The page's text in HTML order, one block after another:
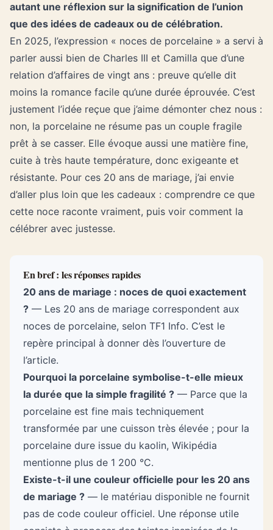
autant une réflexion sur la signification de l’union
que des idées de cadeaux ou de célébration.
En 2025, l’expression « noces de porcelaine » a servi à
parler aussi bien de Charles III et Camilla que d’une
relation d’affaires de vingt ans : preuve qu’elle dit
moins la romance facile qu’une durée éprouvée. C’est
justement l’idée reçue que j’aime démonter chez nous :
non, la porcelaine ne résume pas un couple fragile
prêt à se casser. Elle évoque aussi une matière fine,
cuite à très haute température, donc exigeante et
résistante. Pour ces 20 ans de mariage, j’ai envie
d’aller plus loin que les cadeaux : comprendre ce que
cette noce raconte vraiment, puis voir comment la
célébrer avec justesse.
En bref : les réponses rapides
20 ans de mariage : noces de quoi exactement
? — Les 20 ans de mariage correspondent aux
noces de porcelaine, selon TF1 Info. C’est le
repère principal à donner dès l’ouverture de
l’article.
Pourquoi la porcelaine symbolise-t-elle mieux
la durée que la simple fragilité ? — Parce que la
porcelaine est fine mais techniquement
transformée par une cuisson très élevée ; pour la
porcelaine dure issue du kaolin, Wikipédia
mentionne plus de 1 200 °C.
Existe-t-il une couleur officielle pour les 20 ans
de mariage ? — le matériau disponible ne fournit
pas de code couleur officiel. Une réponse utile